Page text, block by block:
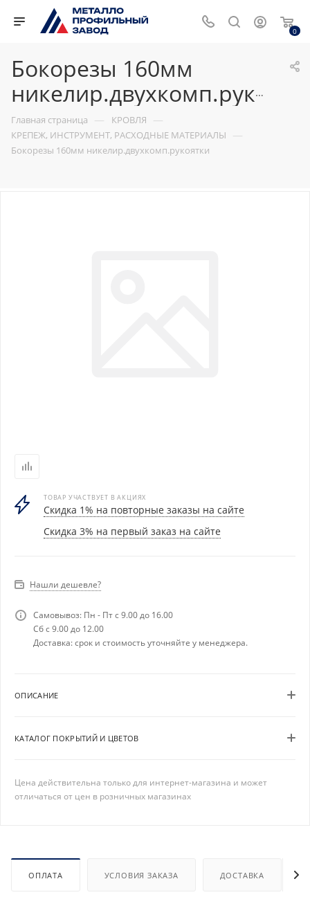
0
Бокорезы 160мм
никелир.двухкомп.рукоятки
Главная страница — КРОВЛЯ —
КРЕПЕЖ, ИНСТРУМЕНТ, РАСХОДНЫЕ МАТЕРИАЛЫ —
Бокорезы 160мм никелир.двухкомп.рукоятки
ТОВАР УЧАСТВУЕТ В АКЦИЯХ
Скидка 1% на повторные заказы на сайте
Скидка 3% на первый заказ на сайте
Нашли дешевле?
Самовывоз: Пн - Пт с 9.00 до 16.00
Сб с 9.00 до 12.00
Доставка: срок и стоимость уточняйте у менеджера.
ОПИСАНИЕ
КАТАЛОГ ПОКРЫТИЙ И ЦВЕТОВ
Цена действительна только для интернет-магазина и может
отличаться от цен в розничных магазинах
ОПЛАТА УСЛОВИЯ ЗАКАЗА ДОСТАВКА